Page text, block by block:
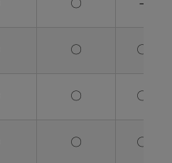
〇 －
〇 〇
〇 〇
〇 〇